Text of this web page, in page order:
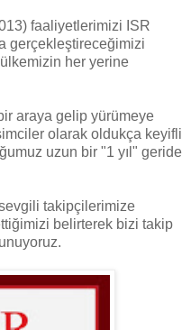
faaliyetlerimizi ISR
gerçekleştireceğimizi
ülkemizin her yerine
araya gelip yürümeye
olarak oldukça keyifli
uzun bir "1 yıl" geride
sevgili takipçilerimize
belirterek bizi takip